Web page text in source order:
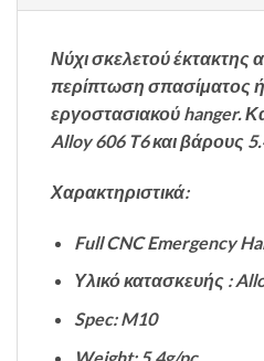
Νύχι σκελετού έκτακτης
περίπτωση σπασίματος
εργοστασιακού hanger.
Alloy 606 T6 και βάρους
Χαρακτηριστικά:
Full CNC Emergency
Υλικό κατασκευής :
Spec: M10
Weight: 5.4g/pc